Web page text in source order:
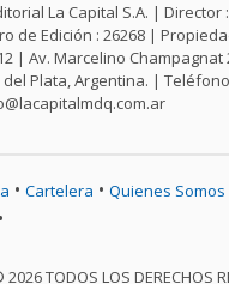
La Capital S.A. | Director
de Edición : 26268 |
| Av. Marcelino Champagnat
del Plata, Argentina. |
• Cartelera • Quienes Somos
•
2026 TODOS LOS DERECHOS